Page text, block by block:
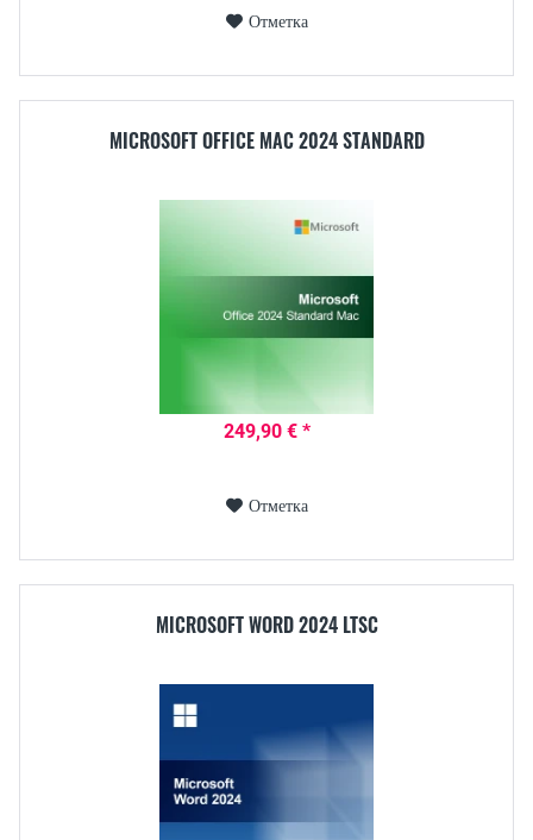
Отметка
MICROSOFT OFFICE MAC 2024 STANDARD
249,90 € *
Отметка
MICROSOFT WORD 2024 LTSC